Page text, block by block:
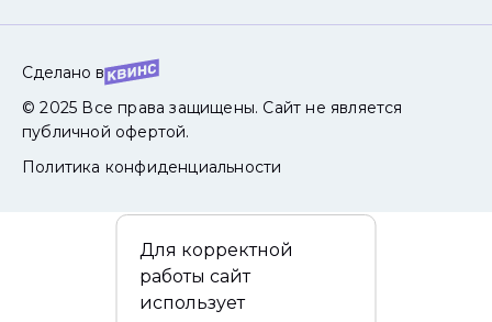
Сделано в
© 2025 Все права защищены. Сайт не является
публичной офертой.
Политика конфиденциальности
Для корректной
работы сайт
использует